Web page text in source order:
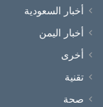
أخبار السعودية
أخبار اليمن
أخرى
تقنية
صحة